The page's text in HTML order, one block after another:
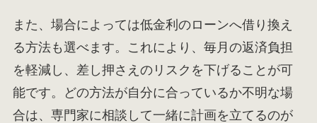
また、場合によっては低金利のローンへ借り換え
る方法も選べます。これにより、毎月の返済負担
を軽減し、差し押さえのリスクを下げることが可
能です。どの方法が自分に合っているか不明な場
合は、専門家に相談して一緒に計画を立てるのが